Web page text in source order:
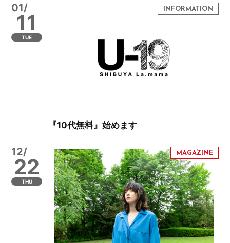
01/
11
TUE
『10代無料』始めます
12/
22
THU